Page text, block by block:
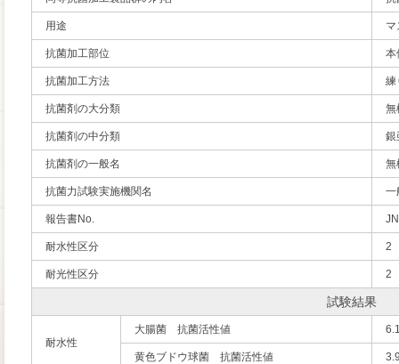
用途 マ
抗菌加工部位 本
抗菌加工方法 練
抗菌剤の大分類 無
抗菌剤の中分類 銀
抗菌剤の一般名 無
抗菌力試験実施機関名 一
報告書No.
耐水性区分 2
耐光性区分 2
試験結果
耐水性
大腸菌 抗菌活性値
黄色ブドウ球菌 抗菌活性値